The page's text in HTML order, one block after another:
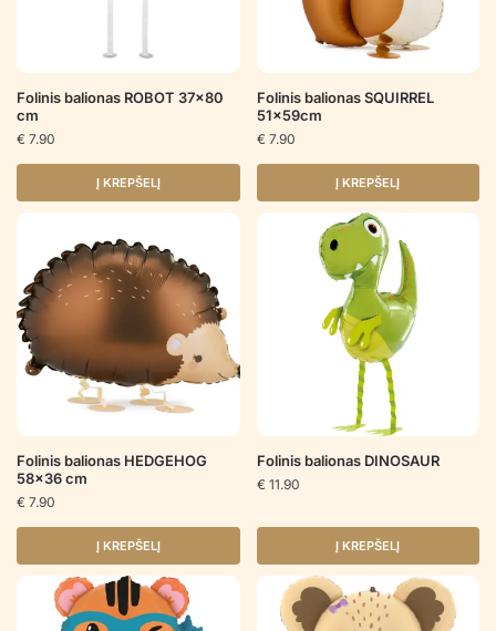
Folinis balionas ROBOT 37×80
cm
€ 7.90
Į KREPŠELĮ
Folinis balionas SQUIRREL
51x59cm
€ 7.90
Į KREPŠELĮ
Folinis balionas HEDGEHOG
58×36 cm
€ 7.90
Į KREPŠELĮ
Folinis balionas DINOSAUR
€ 11.90
Į KREPŠELĮ